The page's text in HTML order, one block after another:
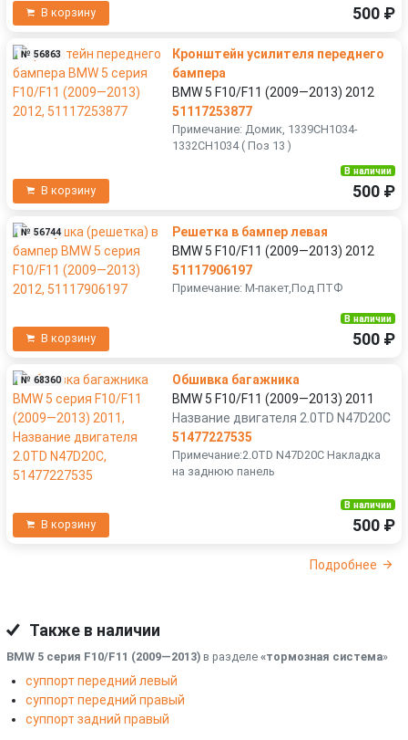
В корзину 500 ₽
№ 56863
Кронштейн усилителя переднего
бампера
BMW 5 F10/F11 (2009—2013) 2012
51117253877
Примечание: Домик, 1339CH1034-
1332CH1034 ( Поз 13 )
В корзину
В наличии
500 ₽
№ 56744
Решетка в бампер левая
BMW 5 F10/F11 (2009—2013) 2012
51117906197
Примечание: M-пакет,Под ПТФ
В корзину
В наличии
500 ₽
№ 68360
Обшивка багажника
BMW 5 F10/F11 (2009—2013) 2011
Название двигателя 2.0TD N47D20C
51477227535
Примечание:2.0TD N47D20C Накладка
на заднюю панель
В корзину
В наличии
500 ₽
Подробнее
Также в наличии
BMW 5 серия F10/F11 (2009—2013) в разделе «тормозная система»
суппорт передний левый
суппорт передний правый
суппорт задний правый